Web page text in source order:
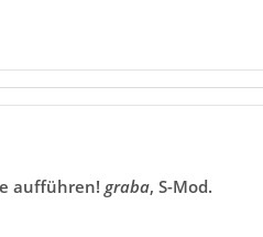
aufführen! graba, S-Mod.